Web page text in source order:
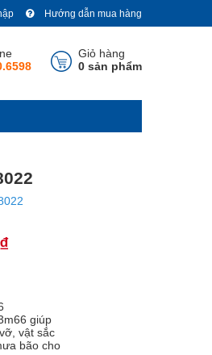
Hướng dẫn mua hàng
Giỏ hàng
0 sản phẩm
giúp
vật sắc
bão cho